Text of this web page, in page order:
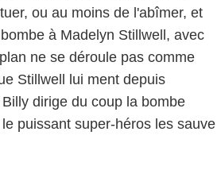
ou au moins de l'abîmer, et
à Madelyn Stillwell, avec
ne se déroule pas comme
Stillwell lui ment depuis
dirige du coup la bombe
puissant super-héros les sauve